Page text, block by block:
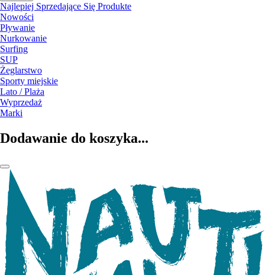
Najlepiej Sprzedające Się Produkte
Nowości
Pływanie
Nurkowanie
Surfing
SUP
Żeglarstwo
Sporty miejskie
Lato / Plaża
Wyprzedaż
Marki
Dodawanie do koszyka...